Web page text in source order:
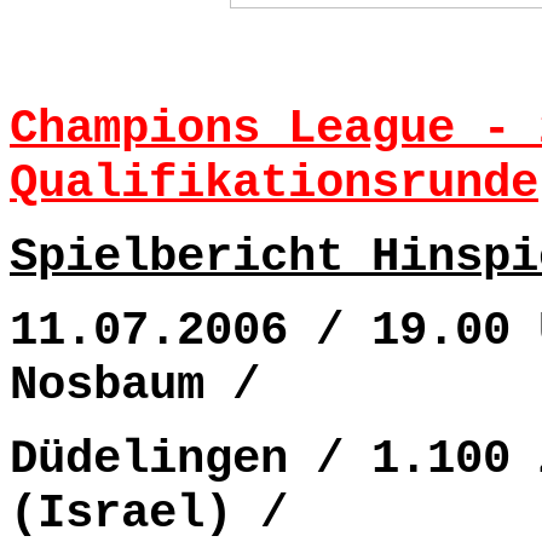
Champions League
Qualifikationsrunde
Spielbericht
11.07.2006 / 19.00
Nosbaum /
Düdelingen /
(Israel) /